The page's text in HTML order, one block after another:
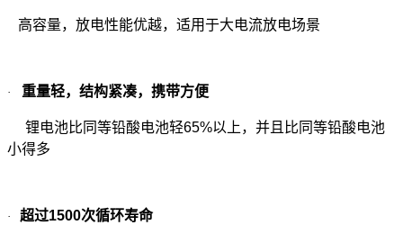
高容量，放电性能优越，适用于大电流放电场景
· 重量轻，结构紧凑，携带方便
锂电池比同等铅酸电池轻65%以上，并且比同等铅酸电池
小得多
· 超过1500次循环寿命